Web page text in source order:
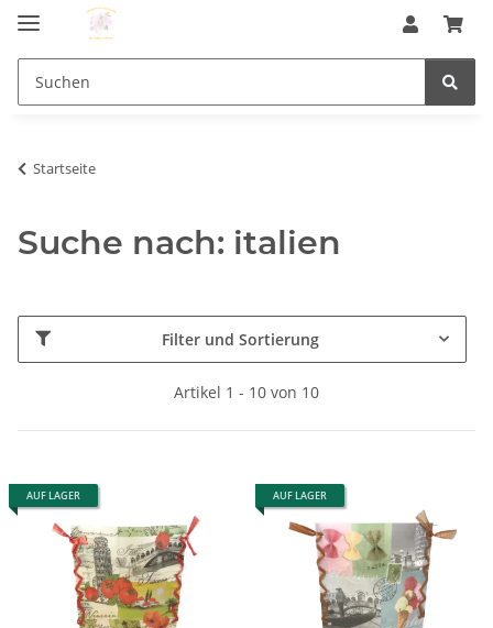
Startseite
Suche nach: italien
Filter und Sortierung
Artikel 1 - 10 von 10
AUF LAGER AUF LAGER